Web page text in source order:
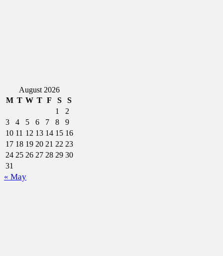
August 2026
M T W T F S
S
1
2
3
4 5 6 7 8
9
10 11 12 13 14 15 16
17 18 19 20 21 22 23
24 25 26 27 28 29 30
31
« May